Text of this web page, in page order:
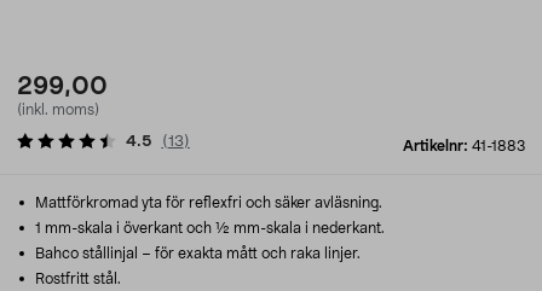
299,00
(inkl. moms)
Artikelnr: 41-1883
4.5 (13)
Mattförkromad yta för reflexfri och säker avläsning.
1 mm-skala i överkant och ½ mm-skala i nederkant.
Bahco stållinjal – för exakta mått och raka linjer.
Rostfritt stål.